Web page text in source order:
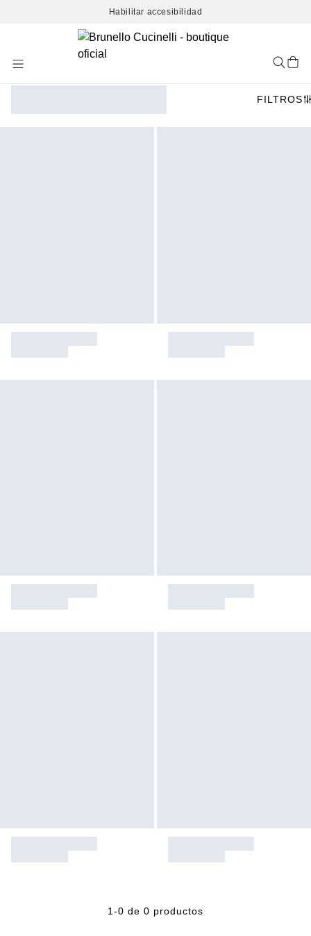
Habilitar accesibilidad
Content
FILTROS
1-0 de 0 productos